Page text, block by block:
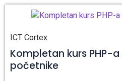
ICT Cortex
Kompletan kurs PHP-
početnike